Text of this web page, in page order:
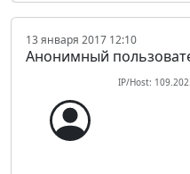
13 января 2017 12:10
Анонимный
IP/Host: